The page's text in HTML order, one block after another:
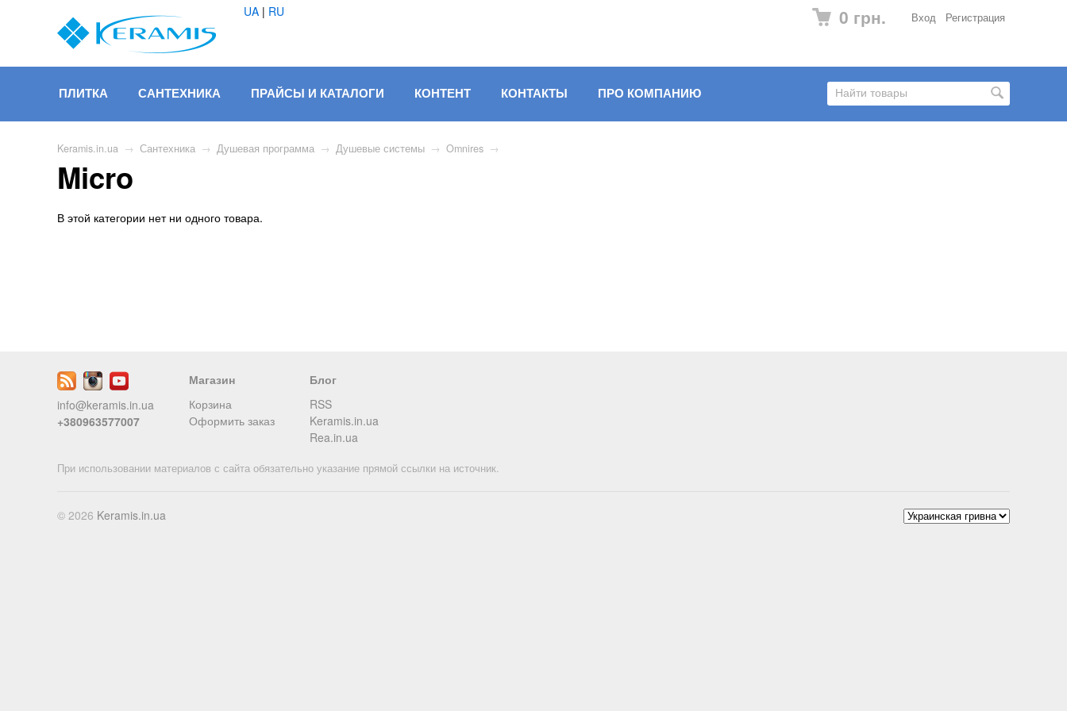
Вход Регистрация
0 грн.
UA | RU
ПЛИТКА САНТЕХНИКА ПРАЙСЫ И КАТАЛОГИ КОНТЕНТ КОНТАКТЫ ПРО КОМПАНИЮ
Keramis.in.ua → Сантехника → Душевая программа → Душевые системы → Omnires →
Micro
В этой категории нет ни одного товара.
info@keramis.in.ua
+380963577007
Магазин
Корзина
Оформить заказ
Блог
RSS
Keramis.in.ua
Rea.in.ua
При использовании материалов с сайта обязательно указание прямой ссылки на источник.
© 2026 Keramis.in.ua